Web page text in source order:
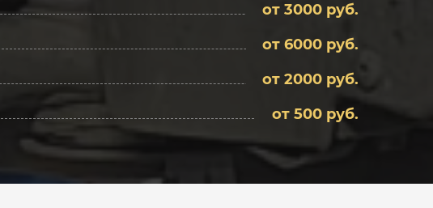
от 3000 руб.
от 6000 руб.
от 2000 руб.
от 500 руб.